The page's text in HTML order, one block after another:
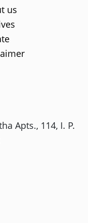
us
Apts., 114, I. P.